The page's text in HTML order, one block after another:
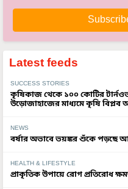
Latest feeds
SUCCESS STORIES
কৃষিকাজ থেকে ১০০ কোটির
উড়োজাহাজের মাধ্যমে কৃষি বিপ্লব
NEWS
বর্ষার অভাবে ভয়ঙ্কর শুঁকে পড়ছে
HEALTH & LIFESTYLE
প্রাকৃতিক উপায়ে রোগ প্রতিরোধ